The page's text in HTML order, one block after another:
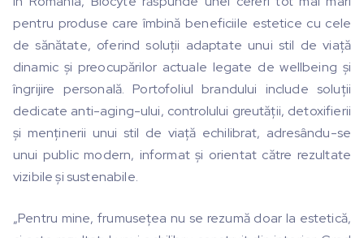
pentru produse care îmbină beneficiile estetice cu cele
de sănătate, oferind soluții adaptate unui stil de viață
dinamic și preocupărilor actuale legate de wellbeing și
îngrijire personală. Portofoliul brandului include soluții
dedicate anti-aging-ului, controlului greutății, detoxifierii
și menținerii unui stil de viață echilibrat, adresându-se
unui public modern, informat și orientat către rezultate
vizibile și sustenabile.
„Pentru mine, frumusețea nu se rezumă doar la estetică,